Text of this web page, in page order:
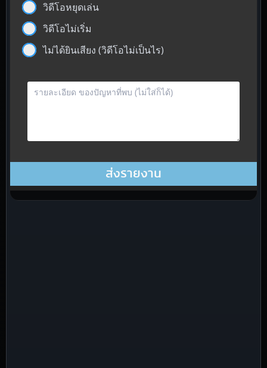
วิดีโอหยุดเล่น
วิดีโอไม่เริ่ม
ไม่ได้ยินเสียง (วิดีโอไม่เป็นไร)